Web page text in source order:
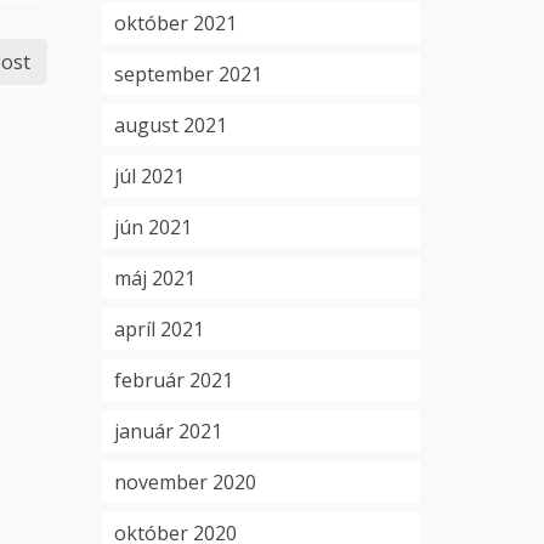
október 2021
september 2021
august 2021
júl 2021
jún 2021
máj 2021
apríl 2021
február 2021
január 2021
november 2020
október 2020